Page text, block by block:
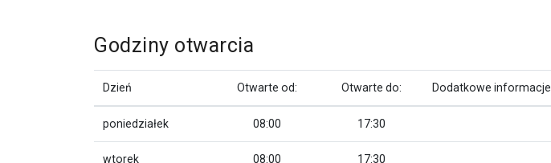
Godziny otwarcia
Dzień Otwarte od: Otwarte do: Dodatkowe informacje
poniedziałek 08:00 17:30
wtorek 08:00 17:30